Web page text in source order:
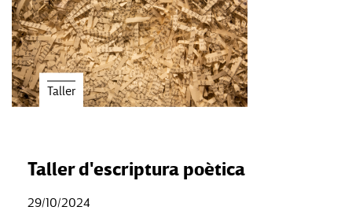
Taller
Taller d'escriptura poètica
29/10/2024